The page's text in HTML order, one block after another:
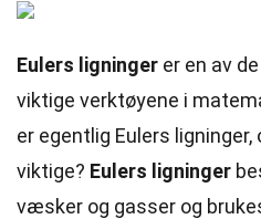
Eulers ligninger er en av
viktige verktøyene i
er egentlig Eulers ligninger,
viktige? Eulers ligninger
væsker og gasser og